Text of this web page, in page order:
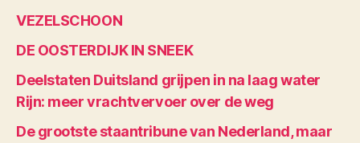
VEZELSCHOON
DE OOSTERDIJK IN SNEEK
Deelstaten Duitsland grijpen in na laag water
Rijn: meer vrachtvervoer over de weg
De grootste staantribune van Nederland, maar